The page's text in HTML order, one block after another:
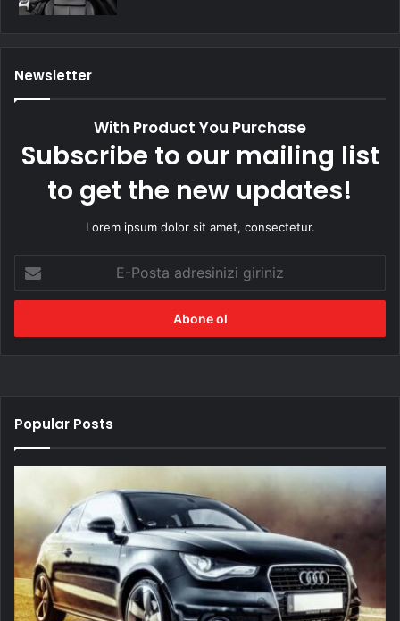
Newsletter
With Product You Purchase
Subscribe to our mailing list
to get the new updates!
Lorem ipsum dolor sit amet, consectetur.
Posta
adresinizi
Popular Posts